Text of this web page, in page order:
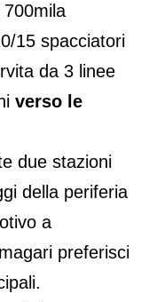
15 spacciatori
da 3 linee
verso le
due stazioni
della periferia
a
preferisci